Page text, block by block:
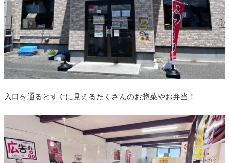
入口を通るとすぐに見えるたくさんのお惣菜やお弁当！